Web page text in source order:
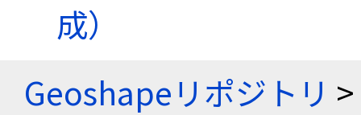
成）
Geoshapeリポジトリ >